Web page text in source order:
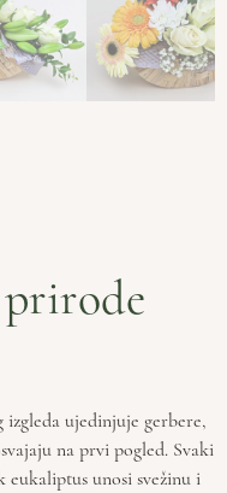
ujedinjuje gerbere,
na prvi pogled. Svaki
eukaliptus unosi svežinu i